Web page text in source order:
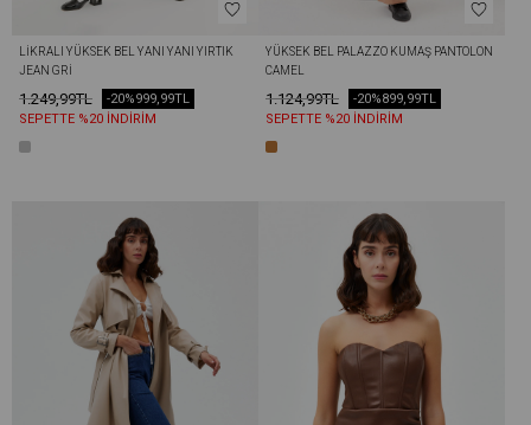
LIKRALI YÜKSEK BEL YANI YANI YIRTIK
JEAN GRI
1.249,99TL 999,99TL
-20%
SEPETTE %20 İNDİRİM
YÜKSEK BEL PALAZZO KUMAŞ PANTOLON
CAMEL
1.124,99TL 899,99TL
-20%
SEPETTE %20 İNDİRİM